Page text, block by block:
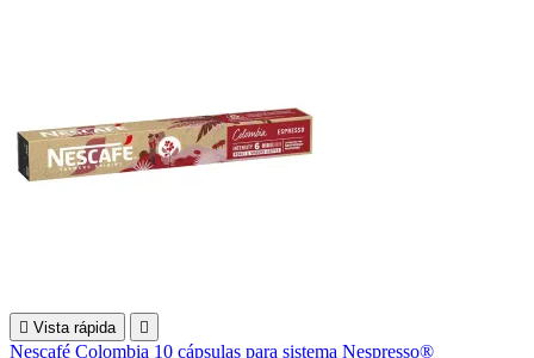
 Vista rápida 
Nescafé Colombia 10 cápsulas para sistema Nespresso®